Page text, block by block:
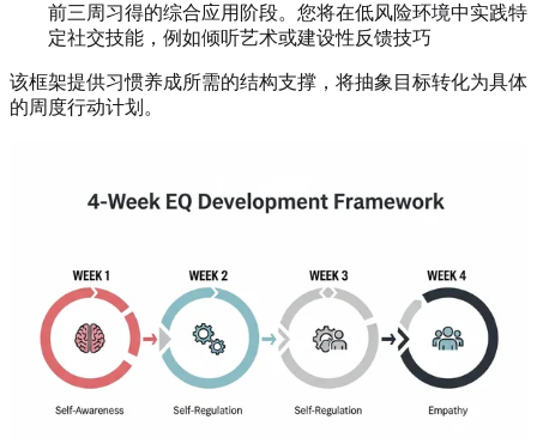
前三周习得的综合应用阶段。您将在低风险环境中实践特
定社交技能，例如倾听艺术或建设性反馈技巧
该框架提供习惯养成所需的结构支撑，将抽象目标转化为具体
的周度行动计划。